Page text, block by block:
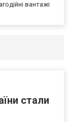
вантажі
стали